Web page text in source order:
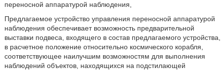
переносной аппаратурой наблюдения,
Предлагаемое устройство управления переносной аппаратурой
наблюдения обеспечивает возможность предварительной
выставки подвеса, входящего в состав предлагаемого устройства,
в расчетное положение относительно космического корабля,
соответствующее наилучшим возможностям для выполнения
наблюдений объектов, находящихся на подстилающей